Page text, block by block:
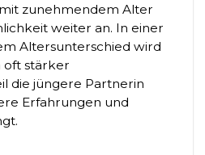
zunehmendem Alter
weiter an. In einer
Altersunterschied wird
oft stärker
die jüngere Partnerin
Erfahrungen und